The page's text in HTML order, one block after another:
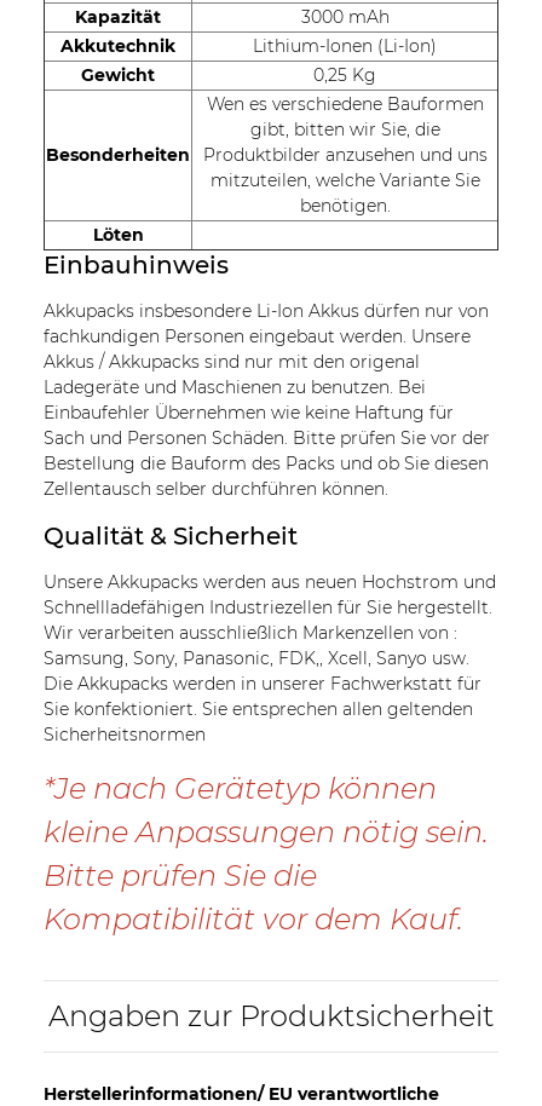
Kapazität
3000 mAh
Akkutechnik
Lithium-Ionen (Li-Ion)
Gewicht
0,25 Kg
Besonderheiten
Wen es verschiedene Bauformen
gibt, bitten wir Sie, die
Produktbilder anzusehen und uns
mitzuteilen, welche Variante Sie
benötigen.
Löten
Einbauhinweis
Akkupacks insbesondere Li-Ion Akkus dürfen nur von
fachkundigen Personen eingebaut werden. Unsere
Akkus / Akkupacks sind nur mit den origenal
Ladegeräte und Maschienen zu benutzen. Bei
Einbaufehler Übernehmen wie keine Haftung für
Sach und Personen Schäden. Bitte prüfen Sie vor der
Bestellung die Bauform des Packs und ob Sie diesen
Zellentausch selber durchführen können.
Qualität & Sicherheit
Unsere Akkupacks werden aus neuen Hochstrom und
Schnellladefähigen Industriezellen für Sie hergestellt.
Wir verarbeiten ausschließlich Markenzellen von :
Samsung, Sony, Panasonic, FDK,, Xcell, Sanyo usw.
Die Akkupacks werden in unserer Fachwerkstatt für
Sie konfektioniert. Sie entsprechen allen geltenden
Sicherheitsnormen
*Je nach Gerätetyp können
kleine Anpassungen nötig sein.
Bitte prüfen Sie die
Kompatibilität vor dem Kauf.
Angaben zur Produktsicherheit
Herstellerinformationen/ EU verantwortliche